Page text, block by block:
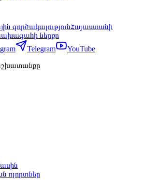
գործակալությունՀայաստանի
ներքո
Telegram
YouTube
ոլորտներ